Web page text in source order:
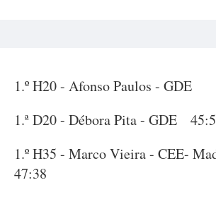
1.º H20 - Afonso Paulos -
1.ª D20 - Débora Pita - GDE
1.º H35 - Marco Vieira -
47:38